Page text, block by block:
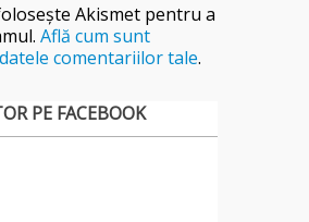
Akismet pentru a
Află cum sunt
comentariilor tale.
PE FACEBOOK